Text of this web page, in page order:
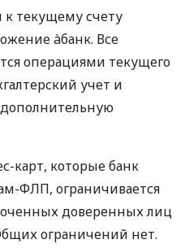
к текущему счету
àбанк. Все
операциями текущего
учет и
карт, которые банк
ФЛП, ограничивается
доверенных лиц
ограничений нет.